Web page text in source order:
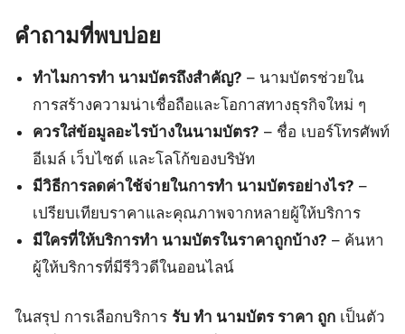
คำถามที่พบบ่อย
ทำไมการทำ นามบัตรถึงสำคัญ? – นามบัตรช่วยใน
การสร้างความน่าเชื่อถือและโอกาสทางธุรกิจใหม่ ๆ
ควรใส่ข้อมูลอะไรบ้างในนามบัตร? – ชื่อ เบอร์โทรศัพท์
อีเมล์ เว็บไซต์ และโลโก้ของบริษัท
มีวิธีการลดค่าใช้จ่ายในการทำ นามบัตรอย่างไร? –
เปรียบเทียบราคาและคุณภาพจากหลายผู้ให้บริการ
มีใครที่ให้บริการทำ นามบัตรในราคาถูกบ้าง? – ค้นหา
ผู้ให้บริการที่มีรีวิวดีในออนไลน์
ในสรุป การเลือกบริการ รับ ทำ นามบัตร ราคา ถูก เป็นตัว